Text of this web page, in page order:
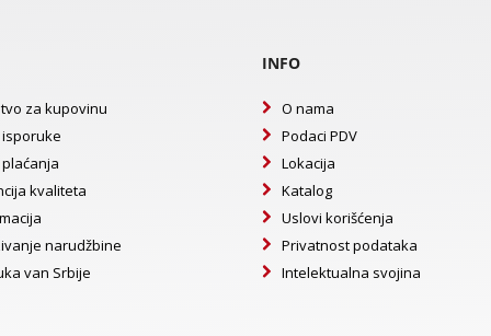
za kupovinu
kvaliteta
narudžbine
van Srbije
INFO
O nama
Podaci PDV
Lokacija
Katalog
Uslovi korišćenja
Privatnost podataka
Intelektualna svojina